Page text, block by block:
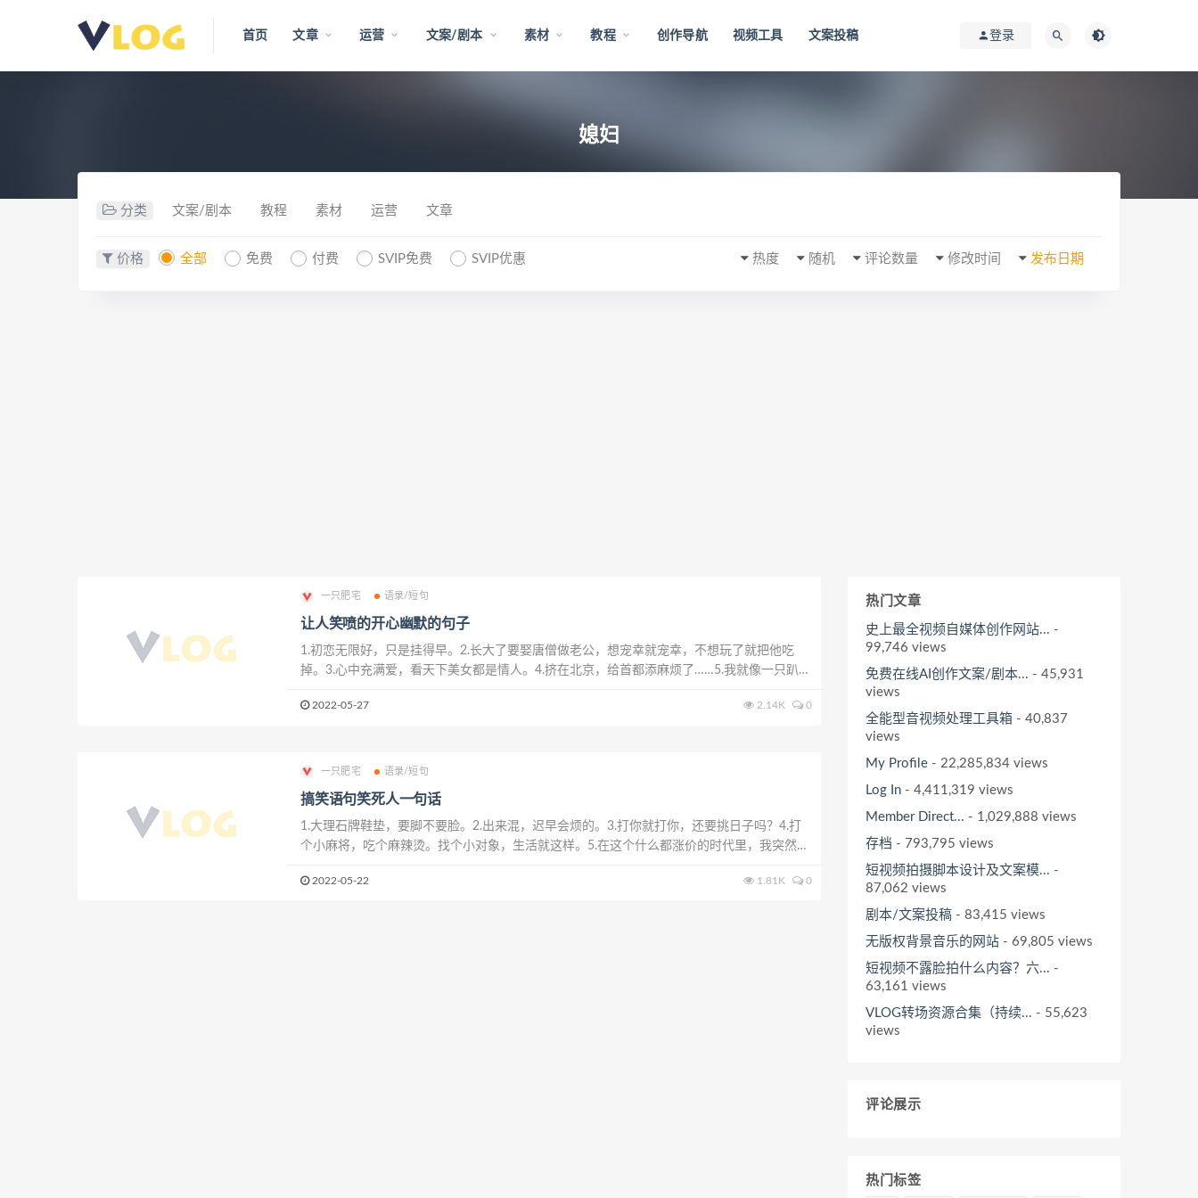
首页 文章 运营 文案/剧本 素材 教程 创作导航 视频工具 文案投稿 登录
媳妇
分类 文案/剧本 教程 素材 运营 文章
价格 全部 免费 付费 SVIP免费 SVIP优惠 发布日期
修改时间
评论数量
随机
热度
一只肥宅 语录/短句
让人笑喷的开心幽默的句子
1.初恋无限好，只是挂得早。2.长大了要娶唐僧做老公，想宠幸就宠幸，不想玩了就把他吃
掉。3.心中充满爱，看天下美女都是情人。4.挤在北京，给首都添麻烦了……5.我就像一只趴在
漂亮MM眼就圆……7.我床上的不知道是谁媳...
2022-05-27 2.14K 0
一只肥宅 语录/短句
搞笑语句笑死人一句话
1.大理石牌鞋垫，要脚不要脸。2.出来混，迟早会烦的。3.打你就打你，还要挑日子吗？4.打
个小麻将，吃个麻辣烫。找个小对象，生活就这样。5.在这个什么都涨价的时代里，我突然欣
惑了夏娃，一个砸醒了牛顿，一个握在乔布斯...
2022-05-22 1.81K 0
热门文章
史上最全视频自媒体创作网站... -
99,746 views
免费在线AI创作文案/剧本... - 45,931
views
全能型音视频处理工具箱 - 40,837
views
My Profile - 22,285,834 views
Log In - 4,411,319 views
Member Direct... - 1,029,888 views
存档 - 793,795 views
短视频拍摄脚本设计及文案模... -
87,062 views
剧本/文案投稿 - 83,415 views
无版权背景音乐的网站 - 69,805 views
短视频不露脸拍什么内容？六... -
63,161 views
VLOG转场资源合集（持续... - 55,623
views
评论展示
热门标签